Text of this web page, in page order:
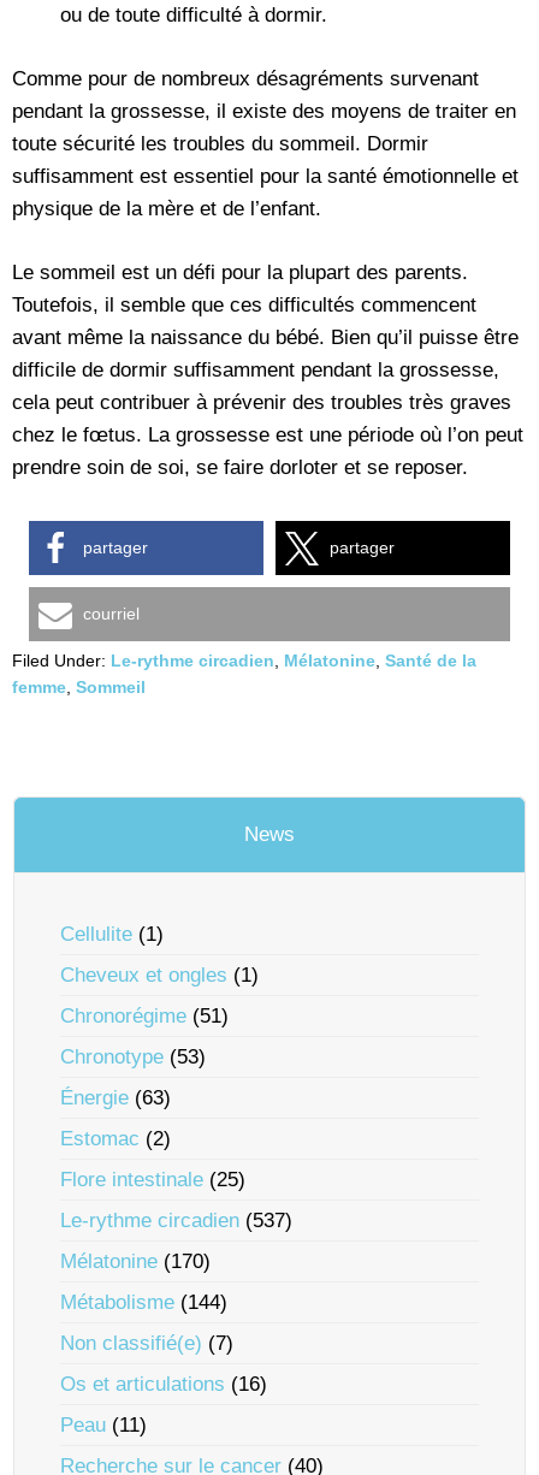
ou de toute difficulté à dormir.
Comme pour de nombreux désagréments survenant
pendant la grossesse, il existe des moyens de traiter en
toute sécurité les troubles du sommeil. Dormir
suffisamment est essentiel pour la santé émotionnelle et
physique de la mère et de l’enfant.
Le sommeil est un défi pour la plupart des parents.
Toutefois, il semble que ces difficultés commencent
avant même la naissance du bébé. Bien qu’il puisse être
difficile de dormir suffisamment pendant la grossesse,
cela peut contribuer à prévenir des troubles très graves
chez le fœtus. La grossesse est une période où l’on peut
prendre soin de soi, se faire dorloter et se reposer.
partager partager
courriel
Filed Under: Le-rythme circadien Mélatonine Santé de la
femme Sommeil
News
Cellulite (1)
Cheveux et ongles (1)
Chronorégime (51)
Chronotype (53)
Énergie (63)
Estomac (2)
Flore intestinale (25)
Le-rythme circadien (537)
Mélatonine (170)
Métabolisme (144)
Non classifié(e) (7)
Os et articulations (16)
Peau (11)
Recherche sur le cancer (40)